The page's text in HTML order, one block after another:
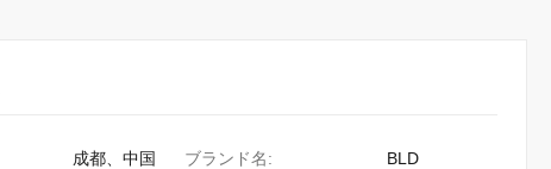
成都、中国 ブランド名: BLD